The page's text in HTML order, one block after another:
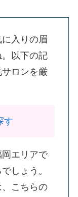
入りの眉
以下の記
ロンを厳
す
エリアで
しょう。
こちらの